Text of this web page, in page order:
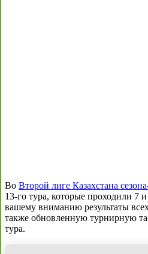
Во Второй лиге Казахстана
13-го тура, которые проходили 7
вашему вниманию результаты
также обновленную турнирную
тура.